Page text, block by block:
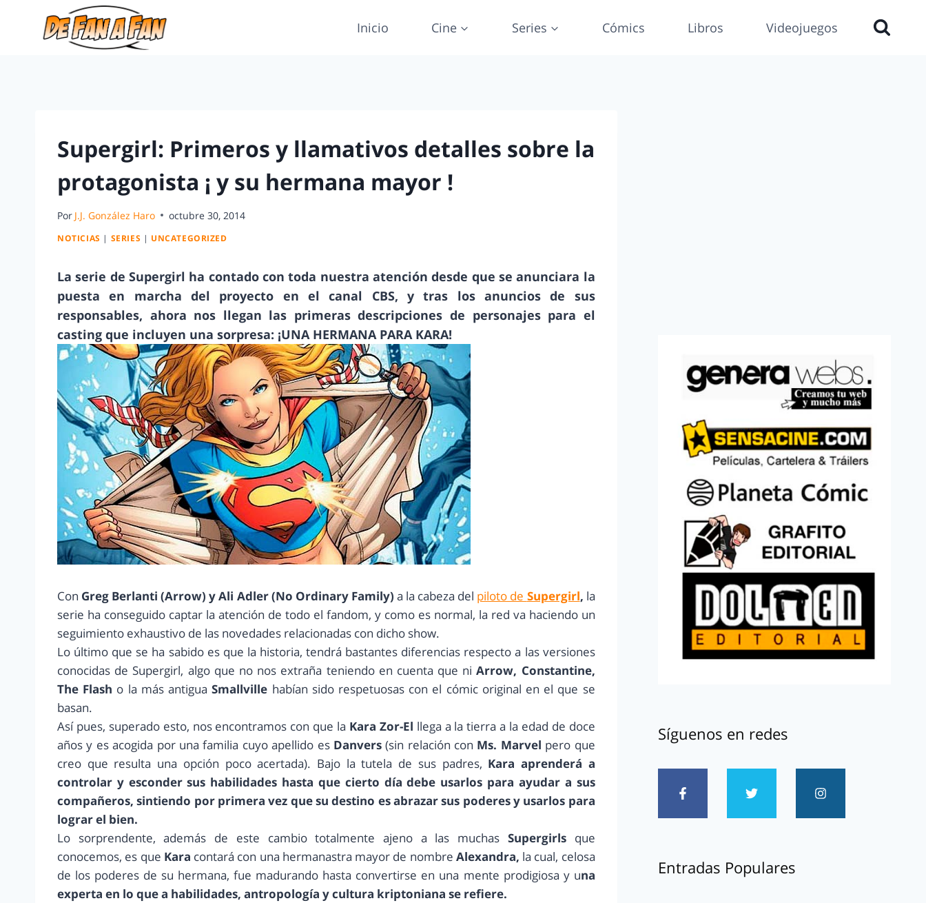
Inicio Cine Series Cómics Libros Videojuegos
Supergirl: Primeros y llamativos detalles sobre la
protagonista ¡ y su hermana mayor !
Por J.J. González Haro octubre 30, 2014
NOTICIAS | SERIES | UNCATEGORIZED
La serie de Supergirl ha contado con toda nuestra atención desde que se anunciara la
puesta en marcha del proyecto en el canal CBS, y tras los anuncios de sus
responsables, ahora nos llegan las primeras descripciones de personajes para el
casting que incluyen una sorpresa: ¡UNA HERMANA PARA KARA!
Con Greg Berlanti (Arrow) y Ali Adler (No Ordinary Family) a la cabeza del piloto de Supergirl, la
serie ha conseguido captar la atención de todo el fandom, y como es normal, la red va haciendo un
seguimiento exhaustivo de las novedades relacionadas con dicho show.
Lo último que se ha sabido es que la historia, tendrá bastantes diferencias respecto a las versiones
conocidas de Supergirl, algo que no nos extraña teniendo en cuenta que niArrow, Constantine,
The Flash o la más antigua Smallville habían sido respetuosas con el cómic original en el que se
basan.
Así pues, superado esto, nos encontramos con que la Kara Zor-El llega a la tierra a la edad de doce
años y es acogida por una familia cuyo apellido es Danvers(sin relación con Ms. Marvel pero que
creo que resulta una opción poco acertada). Bajo la tutela de sus padres, Kara aprenderá a
controlar y esconder sus habilidades hasta que cierto día debe usarlos para ayudar a sus
compañeros, sintiendo por primera vez que su destino es abrazar sus poderes y usarlos para
lograr el bien.
Lo sorprendente, además de este cambio totalmente ajeno a las muchas Supergirlsque
conocemos, es que Kara contará con una hermanastra mayor de nombre Alexandra, la cual, celosa
de los poderes de su hermana, fue madurando hasta convertirse en una mente prodigiosa y una
experta en lo que a habilidades, antropología y cultura kriptoniana se refiere.
Síguenos en redes
Entradas Populares